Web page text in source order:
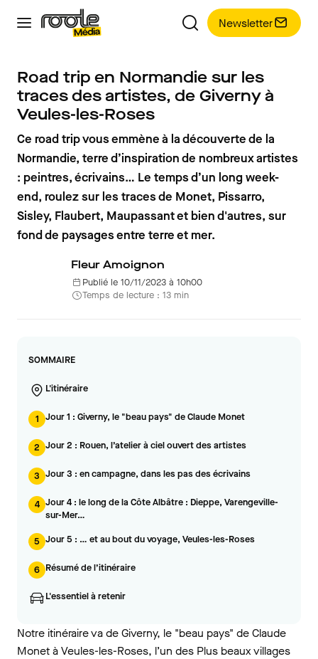
Newsletter
Road trip en Normandie sur les
traces des artistes, de Giverny à
Veules-les-Roses
Ce road trip vous emmène à la découverte de la
Normandie, terre d’inspiration de nombreux artistes
: peintres, écrivains… Le temps d’un long week-
end, roulez sur les traces de Monet, Pissarro,
Sisley, Flaubert, Maupassant et bien d'autres, sur
fond de paysages entre terre et mer.
Fleur Amoignon
Publié le 10/11/2023 à 10h00
Temps de lecture : 13 min
SOMMAIRE
L'itinéraire
1 Jour 1 : Giverny, le "beau pays" de Claude Monet
2 Jour 2 : Rouen, l’atelier à ciel ouvert des artistes
3 Jour 3 : en campagne, dans les pas des écrivains
4 Jour 4 : le long de la Côte Albâtre : Dieppe, Varengeville-
sur-Mer…
5 Jour 5 : … et au bout du voyage, Veules-les-Roses
6 Résumé de l’itinéraire
L'essentiel à retenir
Notre itinéraire va de Giverny, le "beau pays" de Claude
Monet à Veules-les-Roses, l’un des Plus beaux villages